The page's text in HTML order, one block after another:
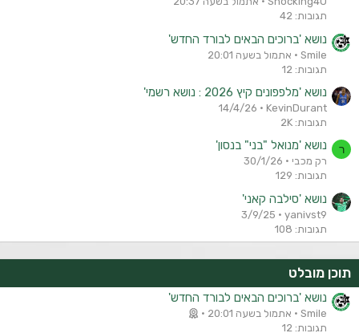
תגובות: 42
נושא 'ברוכים הבאים לבורד החדש'
Smile
אתמול בשעה 20:01
תגובות: 12
נושא 'מלפפונים קיץ 2026 : נושא רשמי'
KevinDurant
14/4/26
תגובות: 2K
ר נושא 'מנואל "בני" בנסון'
רק מכבי
30/1/26
תגובות: 129
נושא 'סילבה קאני'
yanivst9
3/9/25
תגובות: 108
תוכן מובלט
נושא 'ברוכים הבאים לבורד החדש'
Smile
אתמול בשעה 20:01
תגובות: 12